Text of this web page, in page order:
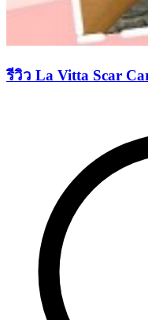
รีวิว La Vitta Scar